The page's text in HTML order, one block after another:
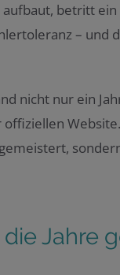
betritt
– und
nicht nur ein
Jahre